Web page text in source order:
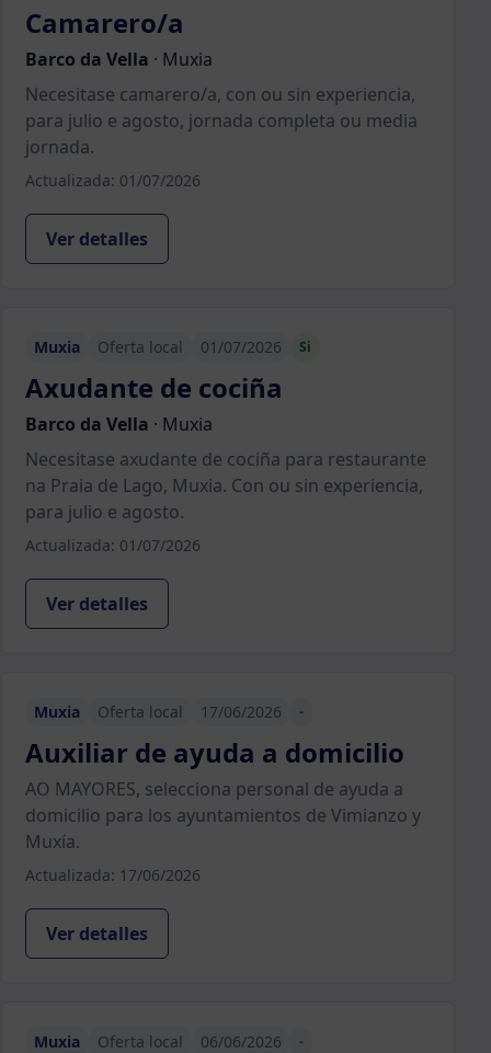
Camarero/a
Barco da Vella · Muxia
Necesitase camarero/a, con ou sin experiencia,
para julio e agosto, jornada completa ou media
jornada.
Actualizada: 01/07/2026
Ver detalles
Muxia Oferta local 01/07/2026 Si
Axudante de cociña
Barco da Vella · Muxia
Necesitase axudante de cociña para restaurante
na Praia de Lago, Muxia. Con ou sin experiencia,
para julio e agosto.
Actualizada: 01/07/2026
Ver detalles
Muxia Oferta local 17/06/2026 -
Auxiliar de ayuda a domicilio
AO MAYORES, selecciona personal de ayuda a
domicilio para los ayuntamientos de Vimianzo y
Muxía.
Actualizada: 17/06/2026
Ver detalles
Muxia Oferta local 06/06/2026 -